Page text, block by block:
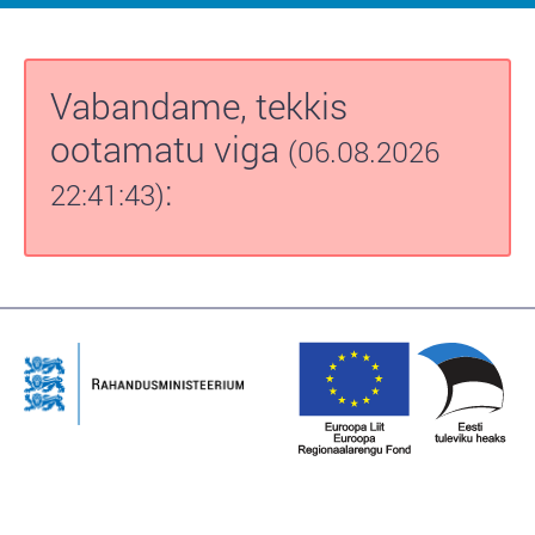
Vabandame, tekkis
ootamatu viga (06.08.2026
22:41:43):